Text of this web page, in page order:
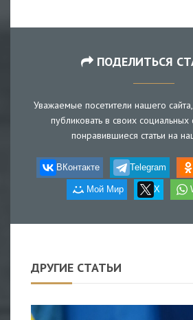
ПОДЕЛИТЬСЯ
Уважаемые посетители нашего
публиковать в своих социальных
понравившиеся статьи на
ВКонтакте Telegram
Мой Мир X
ДРУГИЕ СТАТЬИ